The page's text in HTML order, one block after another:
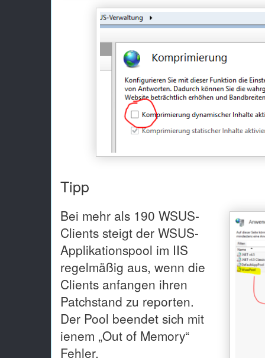
Tipp
Bei mehr als 190 WSUS-
Clients steigt der WSUS-
Applikationspool im IIS
regelmäßig aus, wenn die
Clients anfangen ihren
Patchstand zu reporten.
Der Pool beendet sich mit
ienem „Out of Memory“
Fehler.